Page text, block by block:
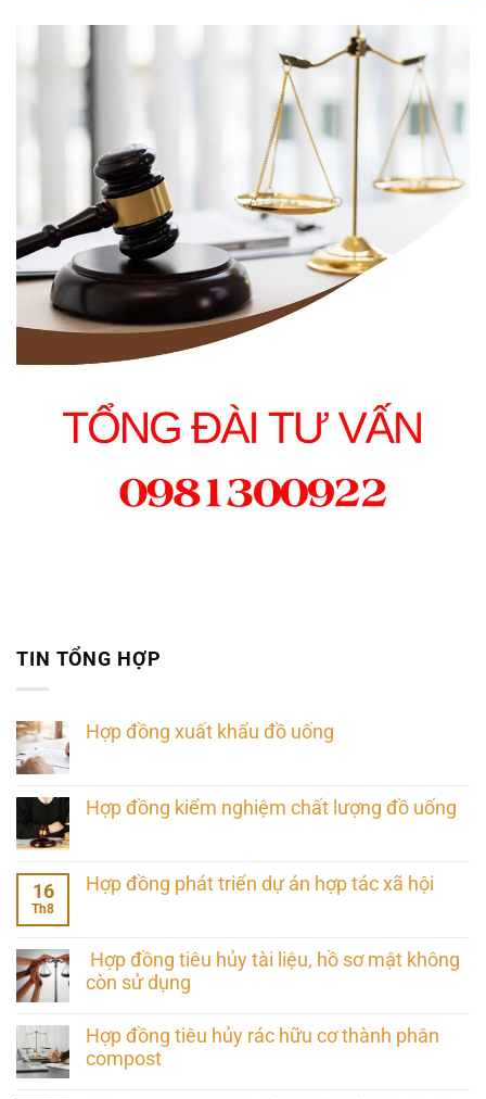
TIN TỔNG HỢP
Hợp đồng xuất khẩu đồ uống
Hợp đồng kiểm nghiệm chất lượng đồ uống
16
Th8
Hợp đồng phát triển dự án hợp tác xã hội
Hợp đồng tiêu hủy tài liệu, hồ sơ mật không
còn sử dụng
Hợp đồng tiêu hủy rác hữu cơ thành phân
compost